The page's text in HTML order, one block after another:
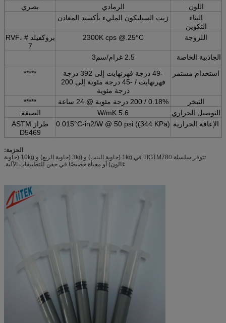
اللون
الرمادي
بصري
البناء
التكوين
زيت السيليكون المليء بأكسيد المعادن
اللزوجة 2300K cps @.25°C
بروكفيلد RVF، #
7
الجاذبية الخاصة
2.5 غرام/سم3
استخدام مستمر
-49 درجة فهرنهايت إلى 392 درجة
فهرنهايت / -45 درجة مئوية إلى 200
درجة مئوية
*****
التبخر 0.18% / 200 درجة مئوية @ 24 ساعة
*****
التوصيل الحراري
5.6 W/mK
الصيغة:
الإعاقة الحرارية 0.015°C-in2/W @ 50 psi ((344 KPa)
طراز ASTM
D5469
الحزمة:
تتوفر سلسلة TIGTM780 في 1kg (حاوية البنت) و 3kg (حاوية الربع) و 10kg (حاوية
غالون) أو معبأة خصيصًا في حقن للتطبيقات الآلية.